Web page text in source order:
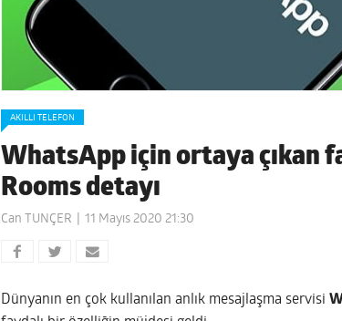
AKILLI TELEFON
WhatsApp için ortaya çıkan
Rooms detayı
Can TUNÇER 11 Mayıs 2020 21:30
Dünyanın en çok kullanılan anlık mesajlaşma servisi